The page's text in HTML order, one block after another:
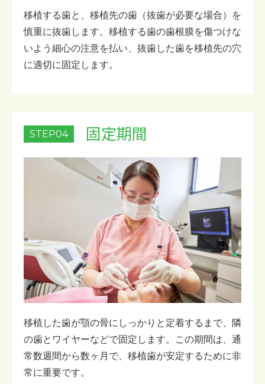
移植する歯と、移植先の歯（抜歯が必要な場合）を
慎重に抜歯します。移植する歯の歯根膜を傷つけな
いよう細心の注意を払い、抜歯した歯を移植先の穴
に適切に固定します。
STEP04 固定期間
移植した歯が顎の骨にしっかりと定着するまで、隣
の歯とワイヤーなどで固定します。この期間は、通
常数週間から数ヶ月で、移植歯が安定するために非
常に重要です。